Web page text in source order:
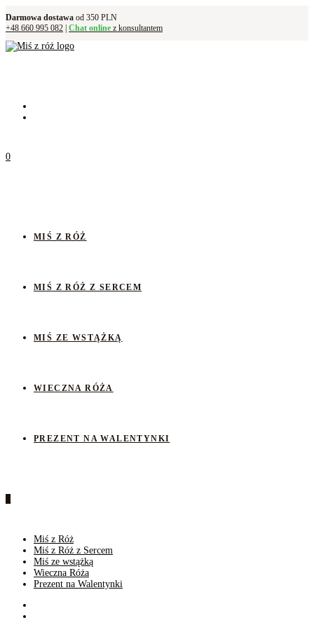
Darmowa dostawa od 350 PLN
+48 660 995 082 Chat online z konsultantem
0
MIŚ Z RÓŻ
MIŚ Z RÓŻ Z SERCEM
MIŚ ZE WSTĄŻKĄ
WIECZNA RÓŻA
PREZENT NA WALENTYNKI
Miś z Róż
Miś z Róż z Sercem
Miś ze wstążką
Wieczna Róża
Prezent na Walentynki